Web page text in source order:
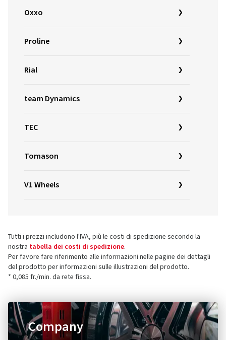
Oxxo
Proline
Rial
team Dynamics
TEC
Tomason
V1 Wheels
Tutti i prezzi includono l'IVA, più le costi di spedizione secondo la
nostra tabella dei costi di spedizione.
Per favore fare riferimento alle informazioni nelle pagine dei dettagli
del prodotto per informazioni sulle illustrazioni del prodotto.
* 0,085 fr./min. da rete fissa.
Company